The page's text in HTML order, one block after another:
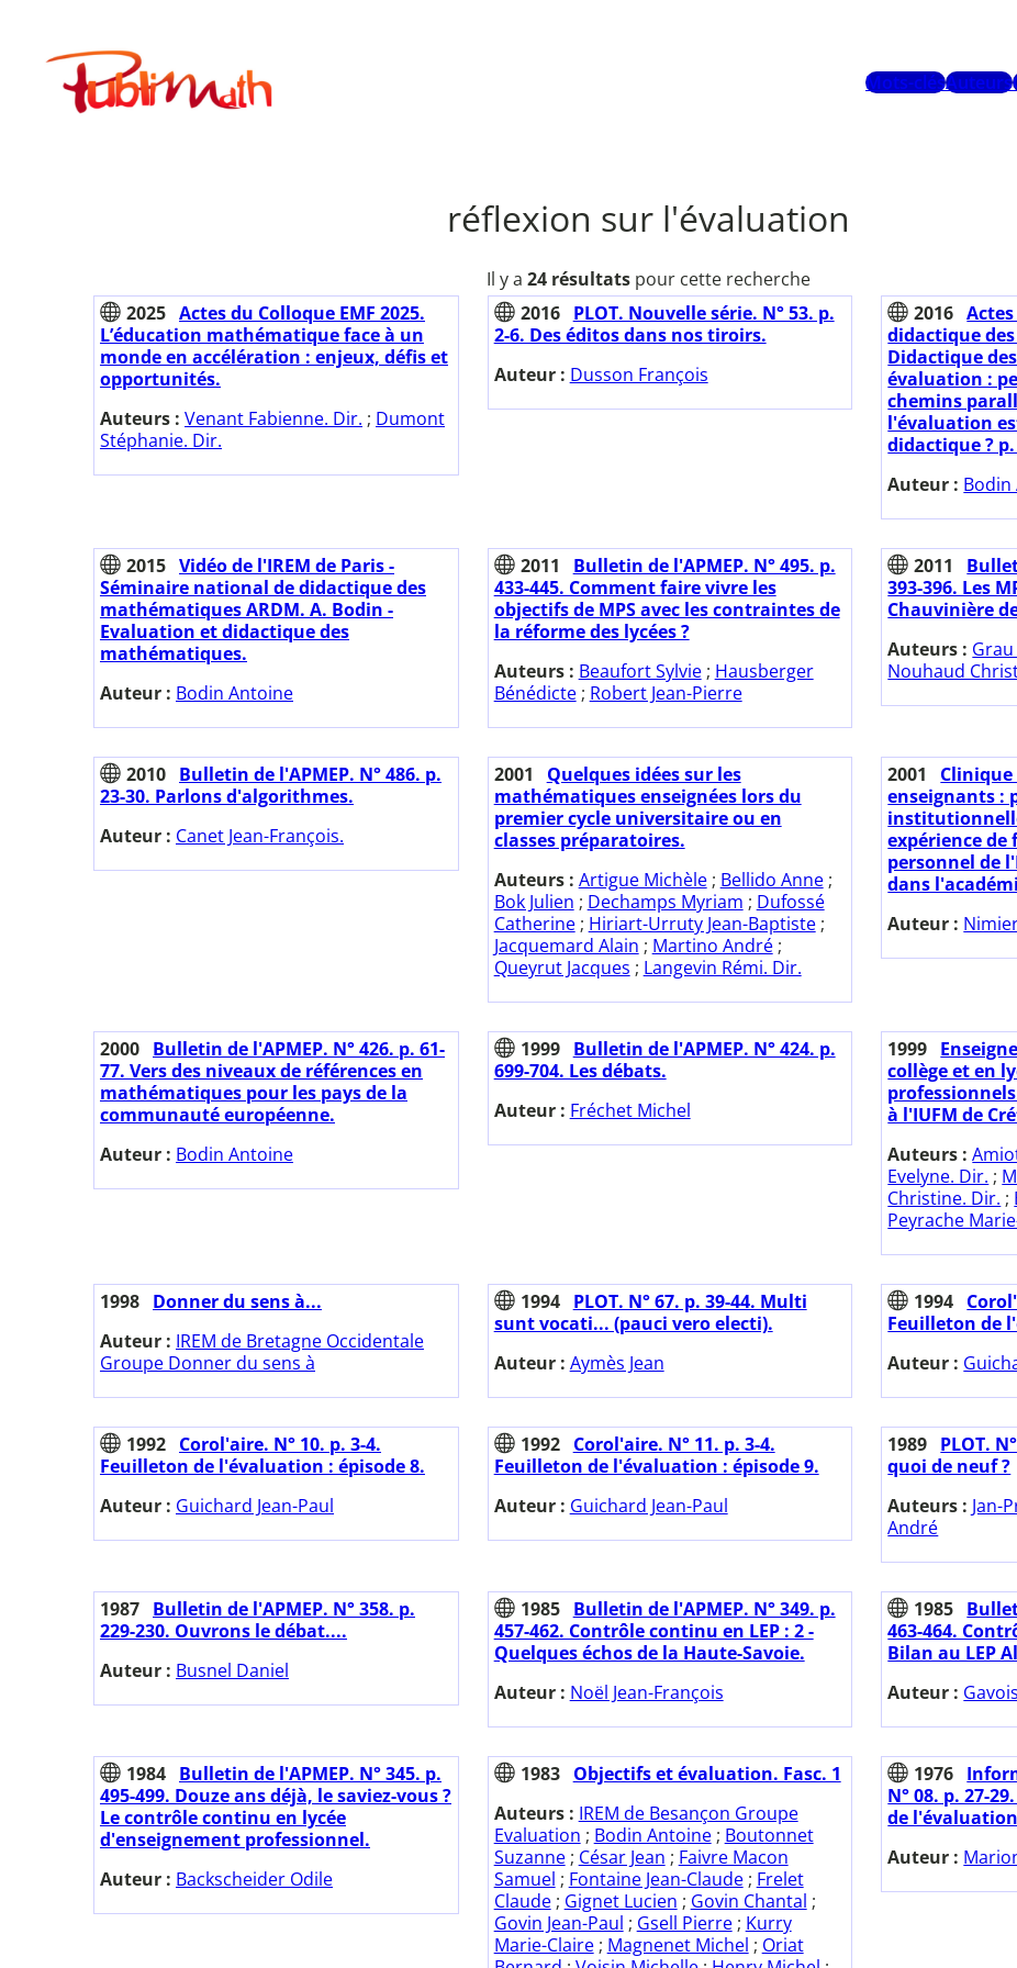
contenuPublimath
Mots-clésAuteurs
réflexion sur l'évaluation
Il y a 24 résultatspour cette recherche
2025 Actes du Colloque EMF 2025.
L’éducation mathématique face à un
monde en accélération : enjeux, défis et
opportunités.
Auteurs : Venant Fabienne. Dir. ; Dumont
Stéphanie. Dir.
2016
PLOT. Nouvelle série. N° 53. p.
2-6. Des éditos dans nos tiroirs.
Auteur : Dusson François
2016
didactique
Didactique
évaluation :
chemins
l'évaluation
didactique ? p.
Auteur :
2015 Vidéo de l'IREM de Paris -
Séminaire national de didactique des
mathématiques ARDM. A. Bodin -
Evaluation et didactique des
mathématiques.
Auteur : Bodin Antoine
2011
Bulletin de l'APMEP. N° 495. p.
433-445. Comment faire vivre les
objectifs de MPS avec les contraintes de
la réforme des lycées ?
Auteurs : Beaufort Sylvie; Hausberger
Bénédicte; Robert Jean-Pierre
2011
393-396. Les
Chauvinière
Auteurs :
Nouhaud
2010 Bulletin de l'APMEP. N° 486. p.
23-30. Parlons d'algorithmes.
Auteur : Canet Jean-François.
2001
Quelques idées sur les
mathématiques enseignées lors du
premier cycle universitaire ou en
classes préparatoires.
Auteurs : Artigue Michèle; Bellido Anne;
Bok Julien ; Dechamps Myriam ; Dufossé
Catherine; Hiriart-Urruty Jean-Baptiste;
Jacquemard Alain ; Martino André;
Queyrut Jacques ; Langevin Rémi. Dir.
2001
enseignants :
expérience
personnel de
dans
Auteur :
2000 Bulletin de l'APMEP. N° 426. p. 61-
77. Vers des niveaux de références en
mathématiques pour les pays de la
communauté européenne.
Auteur : Bodin Antoine
1999
Bulletin de l'APMEP. N° 424. p.
699-704. Les débats.
Auteur : Fréchet Michel
1999
collège et en
à l'IUFM de
Auteurs :
Evelyne. Dir. ;
Christine. Dir. ;
Peyrache
1998 Donner du sens à...
Auteur : IREM de Bretagne Occidentale
Groupe Donner du sens à
1994
PLOT. N° 67. p. 39-44. Multi
sunt vocati... (pauci vero electi).
Auteur : Aymès Jean
1994
Feuilleton de
Auteur :
1992 Corol'aire. N° 10. p. 3-4.
Feuilleton de l'évaluation : épisode 8.
Auteur : Guichard Jean-Paul
1992
Corol'aire. N° 11. p. 3-4.
Feuilleton de l'évaluation : épisode 9.
Auteur : Guichard Jean-Paul
1989 PLOT.
quoi de neuf ?
Auteurs : Jan-
André
1987 Bulletin de l'APMEP. N° 358. p.
229-230. Ouvrons le débat....
Auteur : Busnel Daniel
1985
Bulletin de l'APMEP. N° 349. p.
457-462. Contrôle continu en LEP : 2 -
Quelques échos de la Haute-Savoie.
Auteur : Noël Jean-François
1985
463-464.
Bilan au LEP
Auteur :
1984 Bulletin de l'APMEP. N° 345. p.
495-499. Douze ans déjà, le saviez-vous ?
Le contrôle continu en lycée
d'enseignement professionnel.
Auteur : Backscheider Odile
1983
Objectifs et évaluation. Fasc. 1
Auteurs : IREM de Besançon Groupe
Evaluation ; Bodin Antoine; Boutonnet
Suzanne; César Jean ; Faivre Macon
Samuel ; Fontaine Jean-Claude; Frelet
Claude; Gignet Lucien ; Govin Chantal ;
Govin Jean-Paul ; Gsell Pierre; Kurry
Marie-Claire; Magnenet Michel ; Oriat
1976
N° 08. p. 27-
de
Auteur :